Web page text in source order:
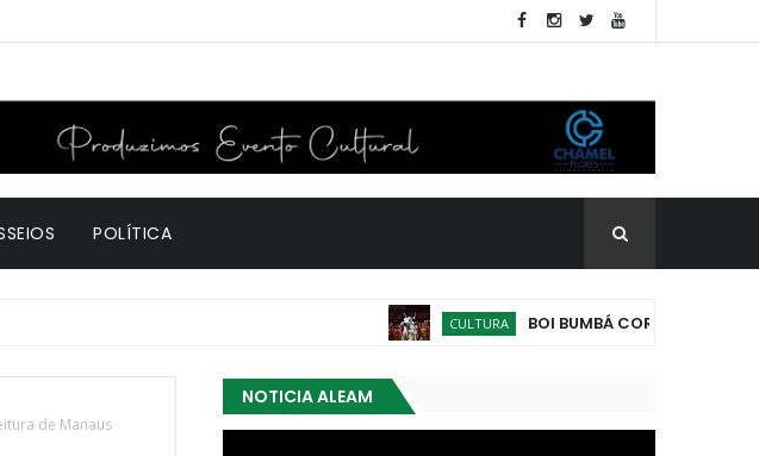
POLÍTICA
CULTURA BOI BUMBÁ CORRE CAMPO LEVA AO
de Manaus
NOTICIA ALEAM